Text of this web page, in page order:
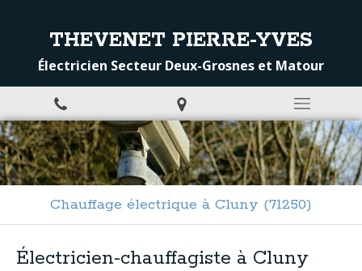
THEVENET PIERRE-YVES
Électricien Secteur Deux-Grosnes et Matour
Chauffage électrique à Cluny (71250)
Électricien-chauffagiste à Cluny